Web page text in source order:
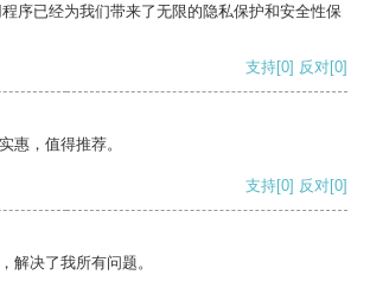
序已经为我们带来了无限的隐私保护和安全性保
支持[0] 反对[0]
惠，值得推荐。
支持[0] 反对[0]
解决了我所有问题。